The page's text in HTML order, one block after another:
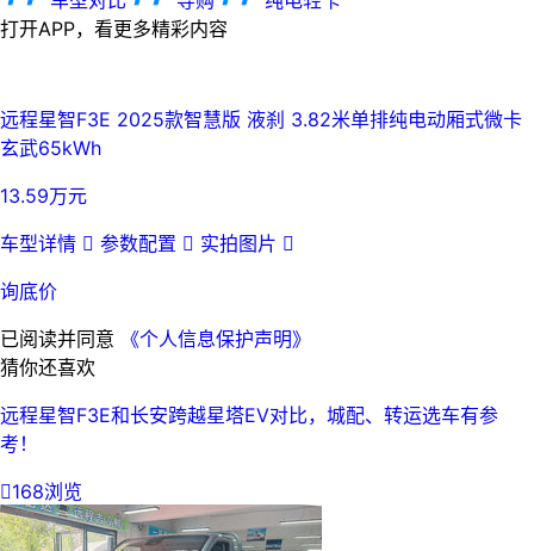
打开APP，看更多精彩内容
远程星智F3E 2025款智慧版 液刹 3.82米单排纯电动厢式微卡
玄武65kWh
13.59万元
车型详情  参数配置  实拍图片 
询底价
已阅读并同意 《个人信息保护声明》
猜你还喜欢
远程星智F3E和长安跨越星塔EV对比，城配、转运选车有参
考！
168浏览